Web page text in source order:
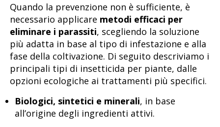
Quando la prevenzione non è sufficiente, è
necessario applicare metodi efficaci per
eliminare i parassiti, scegliendo la soluzione
più adatta in base al tipo di infestazione e alla
fase della coltivazione. Di seguito descriviamo i
principali tipi di insetticida per piante, dalle
opzioni ecologiche ai trattamenti più specifici.
Biologici, sintetici e minerali, in base
all’origine degli ingredienti attivi.